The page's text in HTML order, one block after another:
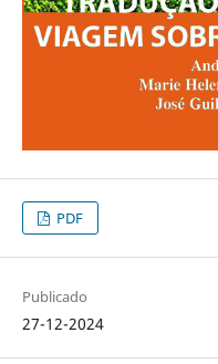
PDF
Publicado
27-12-2024